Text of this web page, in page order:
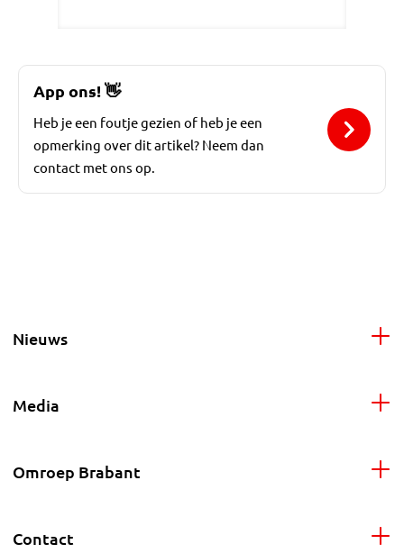
App ons!👋
Heb je een foutje gezien of heb je een
opmerking over dit artikel? Neem dan
contact met ons op.
Nieuws
Media
Omroep Brabant
Contact